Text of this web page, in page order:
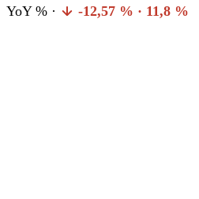
YoY % · -12,57 % · 11,8 %